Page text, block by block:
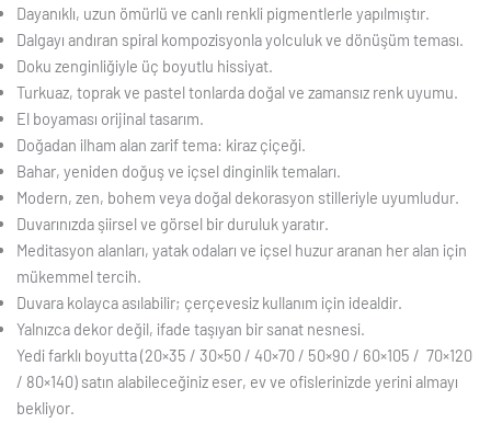
Dayanıklı, uzun ömürlü ve canlı renkli pigmentlerle yapılmıştır.
Dalgayı andıran spiral kompozisyonla yolculuk ve dönüşüm teması.
Doku zenginliğiyle üç boyutlu hissiyat.
Turkuaz, toprak ve pastel tonlarda doğal ve zamansız renk uyumu.
El boyaması orijinal tasarım.
Doğadan ilham alan zarif tema: kiraz çiçeği.
Bahar, yeniden doğuş ve içsel dinginlik temaları.
Modern, zen, bohem veya doğal dekorasyon stilleriyle uyumludur.
Duvarınızda şiirsel ve görsel bir duruluk yaratır.
Meditasyon alanları, yatak odaları ve içsel huzur aranan her alan için
mükemmel tercih.
Duvara kolayca asılabilir; çerçevesiz kullanım için idealdir.
Yalnızca dekor değil, ifade taşıyan bir sanat nesnesi.
Yedi farklı boyutta (20×35 / 30×50 / 40×70 / 50×90 / 60×105 / 70×120
/ 80×140) satın alabileceğiniz eser, ev ve ofislerinizde yerini almayı
bekliyor.